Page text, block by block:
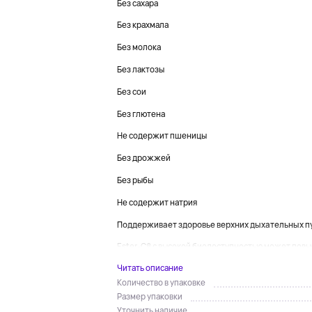
Без сахара
Без крахмала
Без молока
Без лактозы
Без сои
Без глютена
Не содержит пшеницы
Без дрожжей
Без рыбы
Не содержит натрия
Поддерживает здоровье верхних дыхательных
Ester-C® с высокой биодоступностью может
Читать описание
Количество в упаковке
Размер упаковки